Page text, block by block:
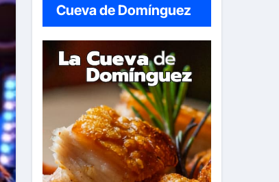
Cueva de Domínguez